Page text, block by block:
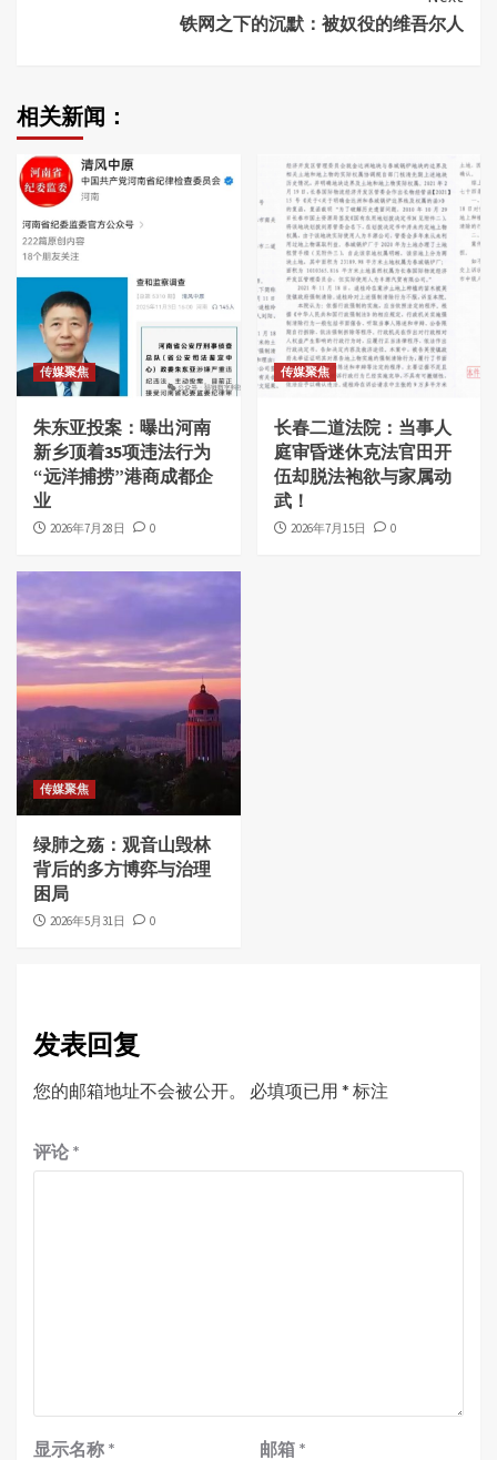
铁网之下的沉默：被奴役的维吾尔人
相关新闻：
传媒聚焦
朱东亚投案：曝出河南
新乡顶着35项违法行为
“远洋捕捞”港商成都企
业
2026年7月28日 0
传媒聚焦
长春二道法院：当事人
庭审昏迷休克法官田开
伍却脱法袍欲与家属动
武！
2026年7月15日 0
传媒聚焦
绿肺之殇：观音山毁林
背后的多方博弈与治理
困局
2026年5月31日 0
发表回复
您的邮箱地址不会被公开。 必填项已用 * 标注
评论 *
显示名称 * 邮箱 *